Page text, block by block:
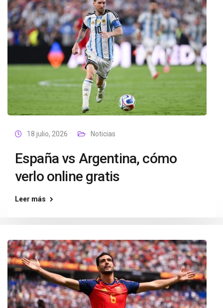
18 julio, 2026 Noticias
España vs Argentina, cómo
verlo online gratis
Leer más